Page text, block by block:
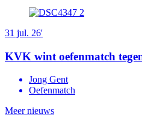
31 jul. 26'
KVK wint oefenmatch
Jong Gent
Oefenmatch
Meer nieuws